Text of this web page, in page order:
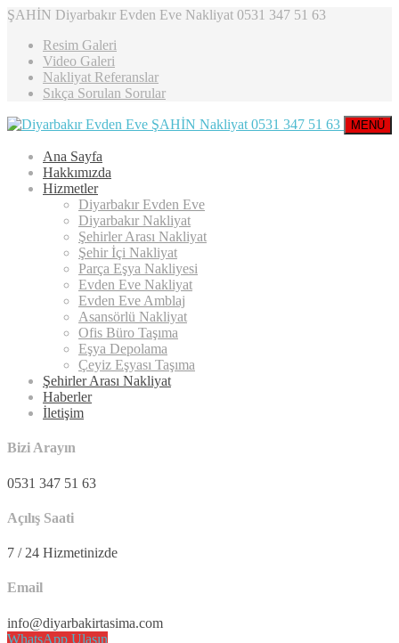
ŞAHİN Diyarbakır Evden Eve Nakliyat 0531 347 51 63
Resim Galeri
Video Galeri
Nakliyat Referanslar
Sıkça Sorulan Sorular
MENÜ
Ana Sayfa
Hakkımızda
Hizmetler
Diyarbakır Evden Eve
Diyarbakır Nakliyat
Şehirler Arası Nakliyat
Şehir İçi Nakliyat
Parça Eşya Nakliyesi
Evden Eve Nakliyat
Evden Eve Amblaj
Asansörlü Nakliyat
Ofis Büro Taşıma
Eşya Depolama
Çeyiz Eşyası Taşıma
Şehirler Arası Nakliyat
Haberler
İletişim
Bizi Arayın
0531 347 51 63
Açılış Saati
7 / 24 Hizmetinizde
Email
info@diyarbakirtasima.com
WhatsApp Ulaşın